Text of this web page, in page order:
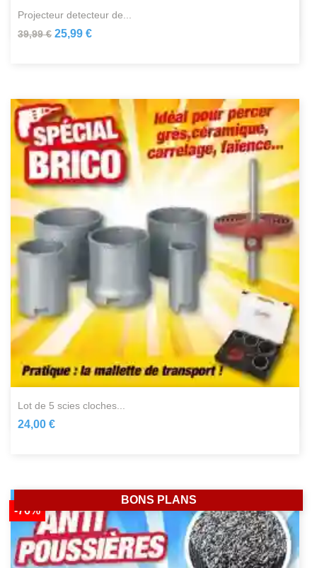
projecteur detecteur de...
39,99 € 25,99 €
lot de 5 scies cloches...
24,00 €
-76%
BONS PLANS